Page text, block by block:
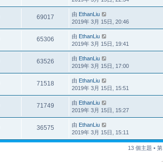
69017 由 EthanLiu
2019年 3月 15日, 20:46
65306 由 EthanLiu
2019年 3月 15日, 19:41
63526 由 EthanLiu
2019年 3月 15日, 17:00
71518 由 EthanLiu
2019年 3月 15日, 15:51
71749 由 EthanLiu
2019年 3月 15日, 15:27
36575 由 EthanLiu
2019年 3月 15日, 15:11
13 個主題 • 第